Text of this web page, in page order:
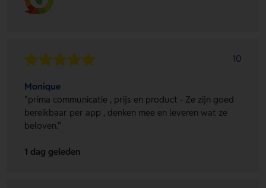
10
Monique
"prima communicatie , prijs en product - Ze zijn goed
bereikbaar per app , denken mee en leveren wat ze
beloven."
1 dag geleden